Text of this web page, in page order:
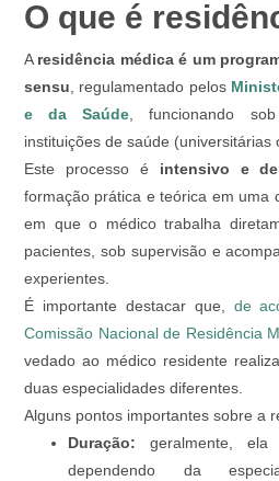
O que é
A residência médica é um
sensu, regulamentado pelos
e da Saúde, funcionando
instituições de saúde (universitárias
Este processo é intensivo e
formação prática e teórica em uma
em que o médico trabalha
pacientes, sob supervisão e
experientes.
É importante destacar que, de
Comissão Nacional de Residência
vedado ao médico residente
duas especialidades diferentes.
Alguns pontos importantes sobre a
Duração: geralmente,
dependendo da